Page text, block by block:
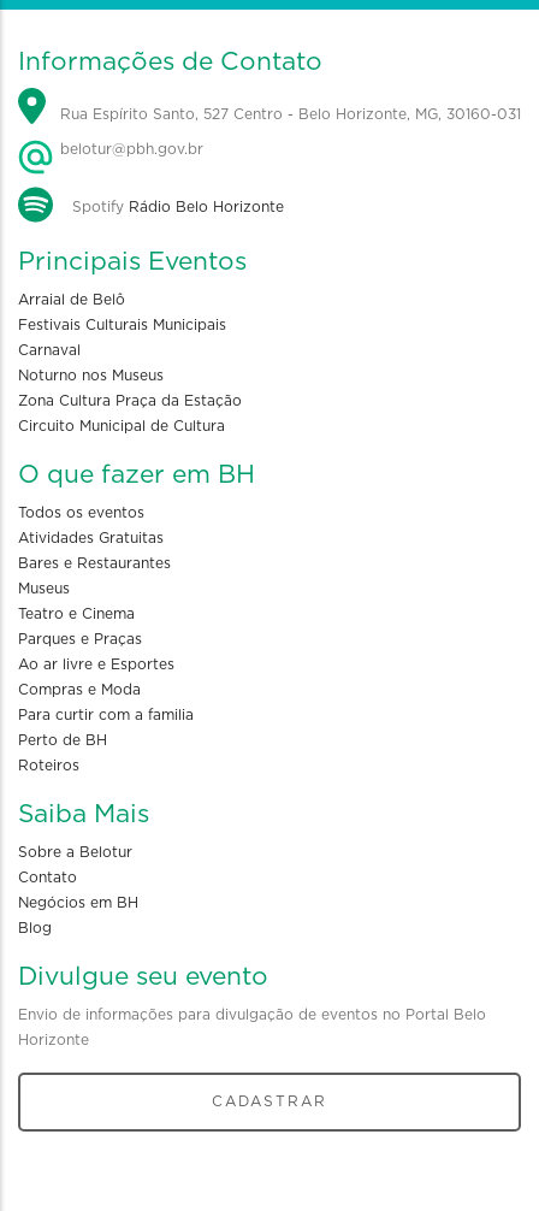
Informações de Contato
Rua Espírito Santo, 527 Centro - Belo Horizonte, MG, 30160-031
belotur@pbh.gov.br
Spotify Rádio Belo Horizonte
Principais Eventos
Arraial de Belô
Festivais Culturais Municipais
Carnaval
Noturno nos Museus
Zona Cultura Praça da Estação
Circuito Municipal de Cultura
O que fazer em BH
Todos os eventos
Atividades Gratuitas
Bares e Restaurantes
Museus
Teatro e Cinema
Parques e Praças
Ao ar livre e Esportes
Compras e Moda
Para curtir com a familia
Perto de BH
Roteiros
Saiba Mais
Sobre a Belotur
Contato
Negócios em BH
Blog
Divulgue seu evento
Envio de informações para divulgação de eventos no Portal Belo
Horizonte
CADASTRAR